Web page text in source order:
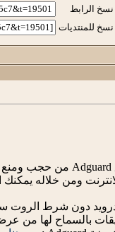
نسخ الرابط
نسخ للمنتديات
ومن خلاله
اندرويد دون شرط
بالسماح لها من عرض